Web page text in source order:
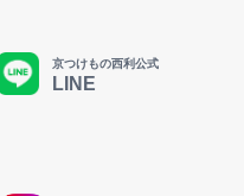
京つけもの西利公式
LINE